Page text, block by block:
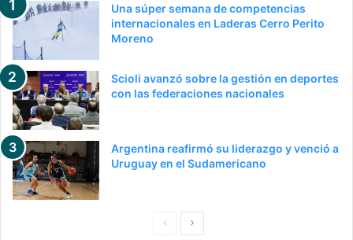
Una súper semana de competencias
internacionales en Laderas Cerro Perito
Moreno
Scioli avanzó sobre la gestión en deportes
con las federaciones nacionales
Argentina reafirmó su liderazgo y venció a
Uruguay en el Sudamericano
PaginaSiguiente